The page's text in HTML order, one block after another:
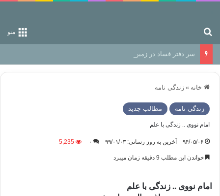
منو
سر دفتر فساد در زمین‌، دوری وکناره‌گیری از راه خداست‌!
خانه » زندگی نامه
زندگی نامه مطالب جدید
امام نووی .. زندگی با علم
۹۴/۰۵/۰۶ آخرین به روز رسانی: ۹۹/۰۱/۰۳ ۰ 5,235
خواندن این مطلب 9 دقیقه زمان میبرد
امام نووی .. زندگی با علم